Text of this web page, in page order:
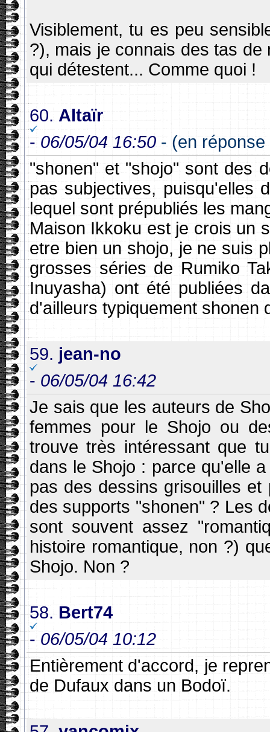
Visiblement, tu es peu
?), mais je connais des tas
qui détestent... Comme quoi !
60. Altaïr
- 06/05/04 16:50 - (en
"shonen" et "shojo" sont des
pas subjectives, puisqu'elles
lequel sont prépubliés les
Maison Ikkoku est je crois un
etre bien un shojo, je ne suis
grosses séries de Rumiko
Inuyasha) ont été publiées
d'ailleurs typiquement shonen
59. jean-no
- 06/05/04 16:42
Je sais que les auteurs de
femmes pour le Shojo ou
trouve très intéressant que
dans le Shojo : parce qu'elle
pas des dessins grisouilles
des supports "shonen" ? Les
sont souvent assez
histoire romantique, non ?)
Shojo. Non ?
58. Bert74
- 06/05/04 10:12
Entièrement d'accord, je
de Dufaux dans un Bodoï.